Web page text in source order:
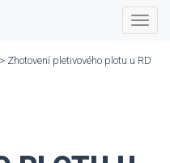
> Zhotovení pletivového plotu u RD